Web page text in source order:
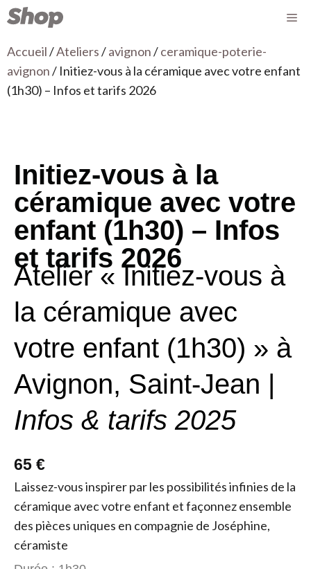
Accueil/Ateliers/avignon/ceramique-poterie-
avignon/ Initiez-vous à la céramique avec votre enfant
(1h30) – Infos et tarifs 2026
Initiez-vous à la
céramique avec votre
enfant (1h30) – Infos
et tarifs 2026
Atelier « Initiez-vous à
la céramique avec
votre enfant (1h30) » à
Avignon, Saint-Jean |
Infos & tarifs 2025
65 €
Laissez-vous inspirer par les possibilités infinies de la
céramique avec votre enfant et façonnez ensemble
des pièces uniques en compagnie de Joséphine,
céramiste